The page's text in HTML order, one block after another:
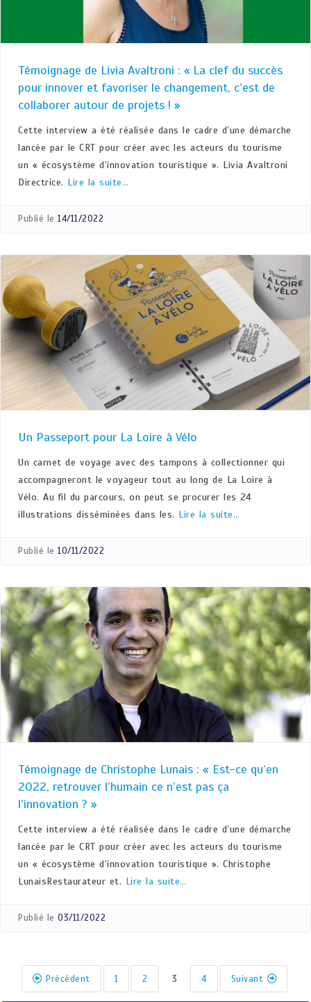
Témoignage de Livia Avaltroni : « La clef du succès
pour innover et favoriser le changement, c’est de
collaborer autour de projets ! »
Cette interview a été réalisée dans le cadre d’une démarche
lancée par le CRT pour créer avec les acteurs du tourisme
un « écosystème d’innovation touristique ». Livia Avaltroni
Directrice. Lire la suite…
Publié le 14/11/2022
Un Passeport pour La Loire à Vélo
Un carnet de voyage avec des tampons à collectionner qui
accompagneront le voyageur tout au long de La Loire à
Vélo. Au fil du parcours, on peut se procurer les 24
illustrations disséminées dans les. Lire la suite…
Publié le 10/11/2022
Témoignage de Christophe Lunais : « Est-ce qu’en
2022, retrouver l’humain ce n’est pas ça
l’innovation ? »
Cette interview a été réalisée dans le cadre d’une démarche
lancée par le CRT pour créer avec les acteurs du tourisme
un « écosystème d’innovation touristique ». Christophe
LunaisRestaurateur et. Lire la suite…
Publié le 03/11/2022
Précédent 1 2 3 4 Suivant